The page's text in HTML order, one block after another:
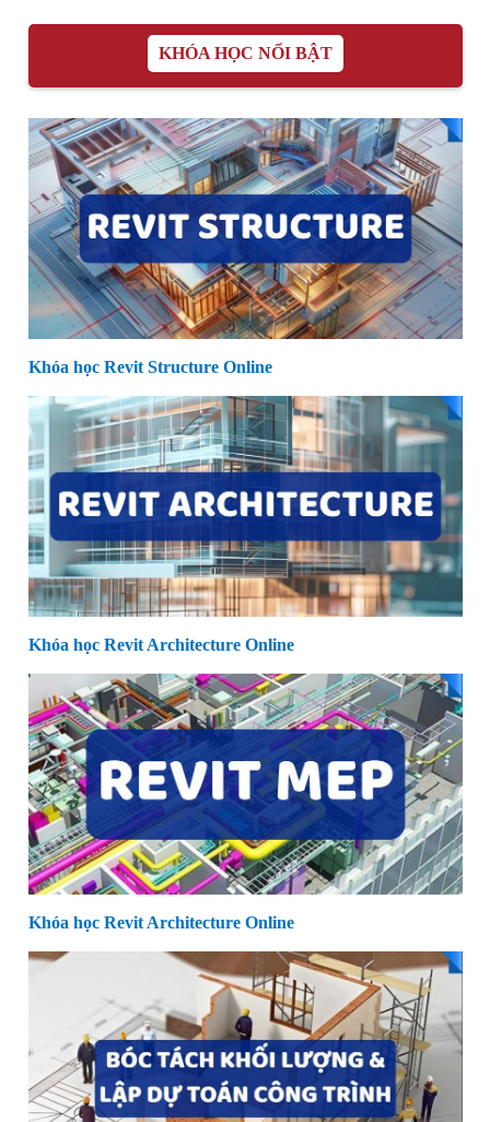
KHÓA HỌC NỔI BẬT
Khóa học Revit Structure Online
Khóa học Revit Architecture Online
Khóa học Revit Architecture Online